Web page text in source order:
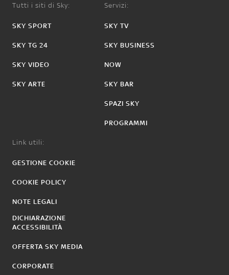
Tutti i siti di Sky:
SKY SPORT
SKY TG 24
SKY VIDEO
SKY ARTE
Servizi:
SKY TV
SKY BUSINESS
NOW
SKY BAR
SPAZI SKY
PROGRAMMI
Link utili:
GESTIONE COOKIE
COOKIE POLICY
NOTE LEGALI
DICHIARAZIONE
ACCESSIBILITÀ
OFFERTA SKY MEDIA
CORPORATE